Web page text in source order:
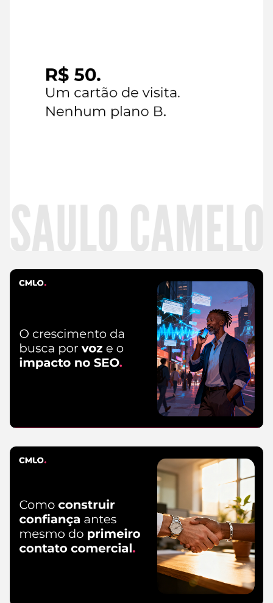
more
CMLO Do Zero
Read more
SEO
5 de August
de 2026